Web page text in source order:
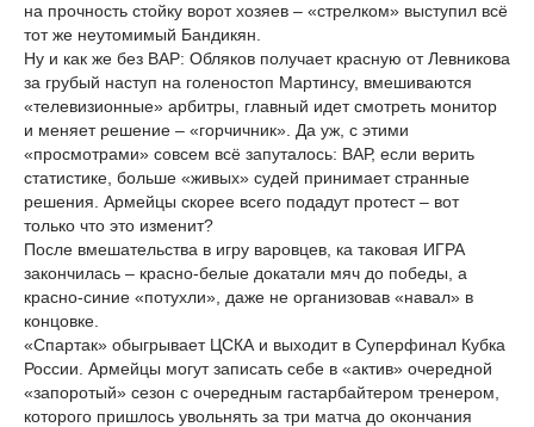
на прочность стойку ворот хозяев – «стрелком» выступил всё
тот же неутомимый Бандикян.
Ну и как же без ВАР: Обляков получает красную от Левникова
за грубый наступ на голеностоп Мартинсу, вмешиваются
«телевизионные» арбитры, главный идет смотреть монитор
и меняет решение – «горчичник». Да уж, с этими
«просмотрами» совсем всё запуталось: ВАР, если верить
статистике, больше «живых» судей принимает странные
решения. Армейцы скорее всего подадут протест – вот
только что это изменит?
После вмешательства в игру варовцев, ка таковая ИГРА
закончилась – красно-белые докатали мяч до победы, а
красно-синие «потухли», даже не организовав «навал» в
концовке.
«Спартак» обыгрывает ЦСКА и выходит в Суперфинал Кубка
России. Армейцы могут записать себе в «актив» очередной
«запоротый» сезон с очередным гастарбайтером тренером,
которого пришлось увольнять за три матча до окончания